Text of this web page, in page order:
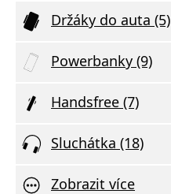
Držáky do auta (5)
Powerbanky (9)
Handsfree (7)
Sluchátka (18)
Zobrazit více